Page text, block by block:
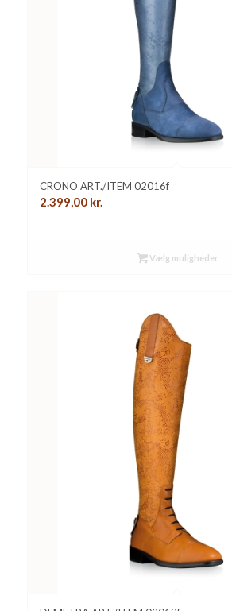
CRONO ART./ITEM 02016f
2.399,00 kr.
Vælg muligheder